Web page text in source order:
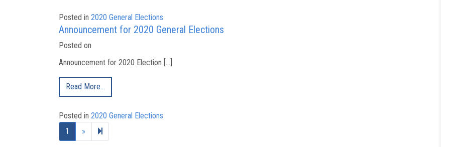
Posted in 2020 General Elections
Announcement for 2020 General Elections
Posted on
Announcement for 2020 Election […]
Read More…
Posted in 2020 General Elections
1
» Next page
2